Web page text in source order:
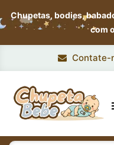
Chupetas, bodies,
com
Contate-